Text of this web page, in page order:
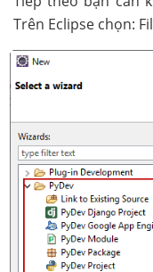
Trên Eclipse chọn: